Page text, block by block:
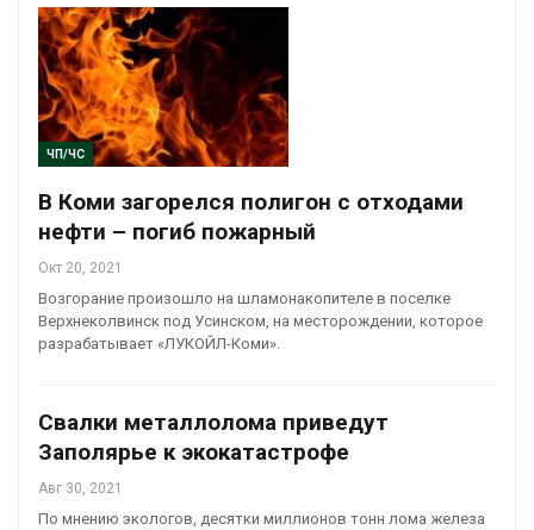
ЧП/ЧС
В Коми загорелся полигон с отходами
нефти – погиб пожарный
Окт 20, 2021
Возгорание произошло на шламонакопителе в поселке
Верхнеколвинск под Усинском, на месторождении, которое
разрабатывает «ЛУКОЙЛ-Коми».
Свалки металлолома приведут
Заполярье к экокатастрофе
Авг 30, 2021
По мнению экологов, десятки миллионов тонн лома железа